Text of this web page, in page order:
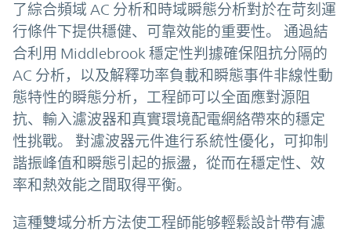
了綜合頻域 AC 分析和時域瞬態分析對於在苛刻運
行條件下提供穩健、可靠效能的重要性。 通過結
合利用 Middlebrook 穩定性判據確保阻抗分隔的
AC 分析，以及解釋功率負載和瞬態事件非線性動
態特性的瞬態分析，工程師可以全面應對源阻
抗、輸入濾波器和真實環境配電網絡帶來的穩定
性挑戰。 對濾波器元件進行系統性優化，可抑制
諧振峰值和瞬態引起的振盪，從而在穩定性、效
率和熱效能之間取得平衡。
這種雙域分析方法使工程師能够輕鬆設計帶有濾